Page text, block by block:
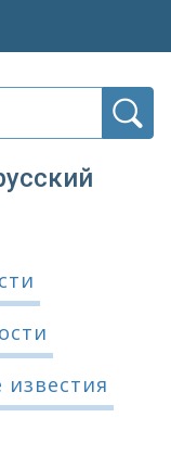
известия